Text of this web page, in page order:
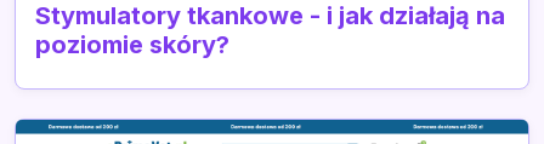
Stymulatory tkankowe - i jak działają na
poziomie skóry?